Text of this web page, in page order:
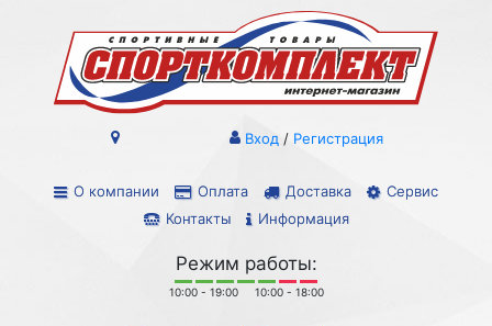
О компании Оплата Доставка
Сервис
Контакты
Информация
Вход / Регистрация
Режим работы:
10:00 - 19:00 10:00 - 18:00